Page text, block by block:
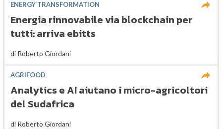
ENERGY TRANSFORMATION
Energia rinnovabile via blockchain per
tutti: arriva ebitts
di Roberto Giordani
AGRIFOOD
Analytics e AI aiutano i micro-agricoltori
del Sudafrica
di Roberto Giordani